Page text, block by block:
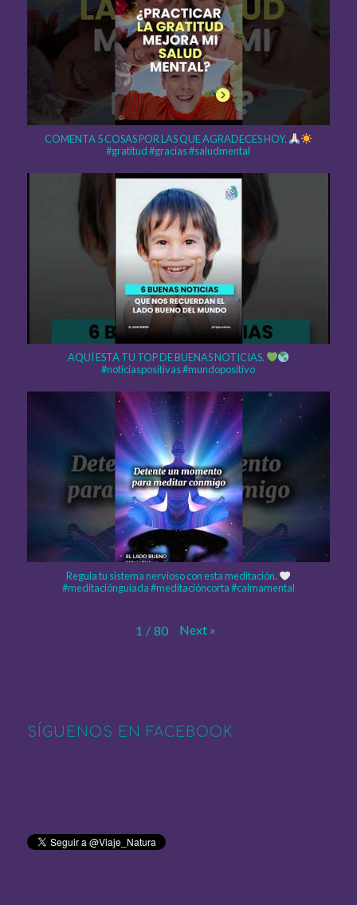
COMENTA 5 COSAS POR LAS QUE AGRADECES HOY.
#gratitud #gracias #saludmental
AQUÍ ESTÁ TU TOP DE BUENAS NOTICIAS.
#noticiaspositivas #mundopositivo
Regula tu sistema nervioso con esta meditación.
#meditaciónguiada #meditacióncorta #calmamental
1 / 80 Next »
SÍGUENOS EN FACEBOOK